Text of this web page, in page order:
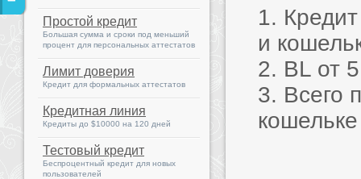
Простой кредит
Большая сумма и сроки под меньший
процент для персональных аттестатов
Лимит доверия
Кредит для формальных аттестатов
Кредитная линия
Кредиты до $10000 на 120 дней
Тестовый кредит
Беспроцентный кредит для новых
пользователей
1.
и
2. BL от
3. Всего
кошельке